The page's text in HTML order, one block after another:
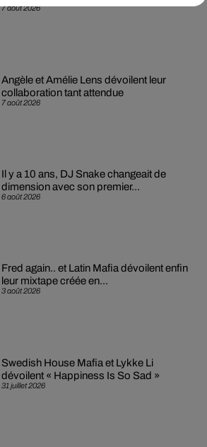
7 août 2026
7 août 2026
Angèle et Amélie Lens dévoilent leur
collaboration tant attendue
6 août 2026
Il y a 10 ans, DJ Snake changeait de
dimension avec son premier...
3 août 2026
Fred again.. et Latin Mafia dévoilent enfin
leur mixtape créée en...
31 juillet 2026
Swedish House Mafia et Lykke Li
dévoilent « Happiness Is So Sad »